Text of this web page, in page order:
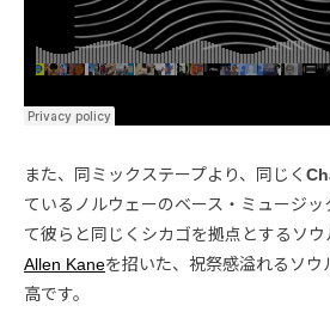
また、同ミックステープより、同じく
ているノルウェーのベース・ミュージッ
て彼らと同じくシカゴを拠点とするソウ
Allen Kaneを招いた、祝祭感溢れるソウ
高です。